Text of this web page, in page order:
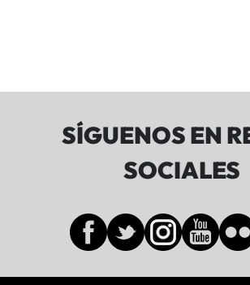
SÍGUENOS EN
SOCIALES